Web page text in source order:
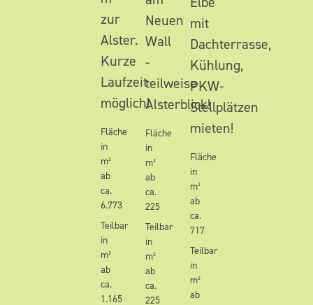
zur
Alster.
Kurze
Laufzeit
möglich!
Fläche
in
m²
ab
ca.
6.773
Teilbar
in
m²
ab
ca.
1.165
Neuen
Wall
-
teilweise
Alsterblick!
Fläche
in
m²
ab
ca.
225
Teilbar
in
m²
ab
ca.
225
mit
Dachterrasse,
Kühlung,
PKW-
Stellplätzen
mieten!
Fläche
in
m²
ab
ca.
717
Teilbar
in
m²
ab